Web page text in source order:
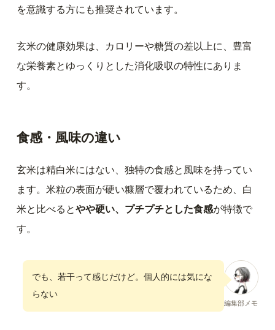
を意識する方にも推奨されています。
玄米の健康効果は、カロリーや糖質の差以上に、豊富
な栄養素とゆっくりとした消化吸収の特性にありま
す。
食感・風味の違い
玄米は精白米にはない、独特の食感と風味を持ってい
ます。米粒の表面が硬い糠層で覆われているため、白
米と比べるとやや硬い、プチプチとした食感が特徴で
す。
編集部メモ
でも、若干って感じだけど。個人的には気にな
らない